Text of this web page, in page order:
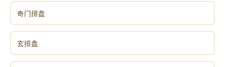
奇门排盘
玄排盘